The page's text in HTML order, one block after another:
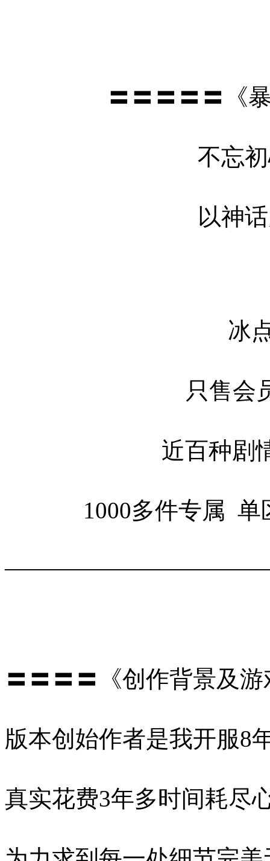
〓〓〓〓〓《暴走
不忘初心 时
以神话为迹
冰点消费
只售会员 冲多
近百种剧情玩法
1000多件专属 单区
〓〓〓〓《创作背景及
版本创始作者是我开服8
真实花费3年多时间耗尽